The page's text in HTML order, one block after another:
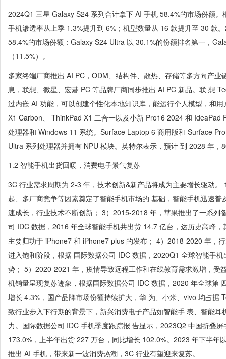
2024Q1 三星 Galaxy S24 系列合计拿下 AI 手机 58.4%的市场份额
手机渗透率从上季 1.3%提升到 6%；机型数量从 16 款提升至 30 款
58.4%的市场份额：Galaxy S24 Ultra 以 30.1%的份额排名第一，
（11.5%）。
多家终端厂商推出 AI PC，ODM、结构件、散热、存储等多方向产
息，联想、微星、宏碁 PC 等品牌厂商同步推出 AI PC 新品。联 想
过内嵌 AI 功能，可以创建个性化本地知识库，能运行个人模型，和
X1 Carbon、 ThinkPad X1 二合一以及小新 Pro16 2024 和 IdeaPad
处理器和 Windows 11 系统。Surface Laptop 6 商用版和 Surface
Ultra 系列处理器并拥有 NPU 模块。英特尔表示，预计 到 2028 年，
1.2 智能手机出货回暖，消费电子景气复苏
3C 行业需求周期为 2-3 年，技术创新&新产品将成为主要增长驱动
起、多厂商竞争等因素奠定了智能手机市场的 基础，智能手机迅速
速成长，行业技术不断创新； 3）2015-2018 年，苹果推出了一系列
司 IDC 数据，2016 年全球智能手机共出货 14.7 亿台，达历史高峰
主要归功于 iPhone7 和 iPhone7 plus 的发布； 4）2018-2020 年，
进入饱和阶段，根据 国际数据公司 IDC 数据，2020Q1 全球智能手
势； 5）2020-2021 年，疫情导致远程工作和在线教育需求激增，受
机销量呈现复苏迹象，根据国际数据公司 IDC 数据，2020 年全球第
增长 4.3%，国产品牌市场份额持续扩大，华 为、小米、vivo 均占据
致行业步入下行期的背景下，新兴消费电子产品如智能手 表、智能
力。国际数据公司 IDC 手机季度跟踪报 告显示，2023Q2 中国折叠
173.0%，上半年出货 227 万台，同比增长 102.0%。2023 年下半年
推出 AI 手机，带来新一波消费热潮，3C 行业有望迎来复苏。